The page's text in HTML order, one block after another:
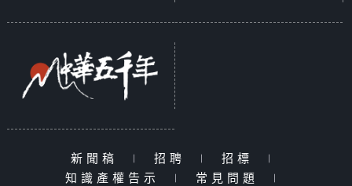
新聞稿 | 招聘 | 招標
|
知識產權告示
| 常見問題
|